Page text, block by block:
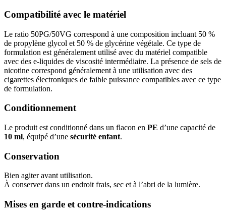
Compatibilité avec le matériel
Le ratio 50PG/50VG correspond à une composition incluant 50 %
de propylène glycol et 50 % de glycérine végétale. Ce type de
formulation est généralement utilisé avec du matériel compatible
avec des e-liquides de viscosité intermédiaire. La présence de sels de
nicotine correspond généralement à une utilisation avec des
cigarettes électroniques de faible puissance compatibles avec ce type
de formulation.
Conditionnement
Le produit est conditionné dans un flacon en PE d’une capacité de
10 ml, équipé d’une sécurité enfant.
Conservation
Bien agiter avant utilisation.
À conserver dans un endroit frais, sec et à l’abri de la lumière.
Mises en garde et contre-indications